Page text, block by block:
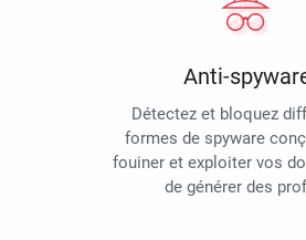
Anti-
Détectez et bloquez
formes de spyware
fouiner et exploiter vos
de générer des